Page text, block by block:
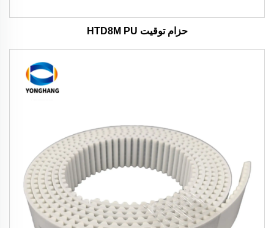
حزام توقيت HTD8M PU